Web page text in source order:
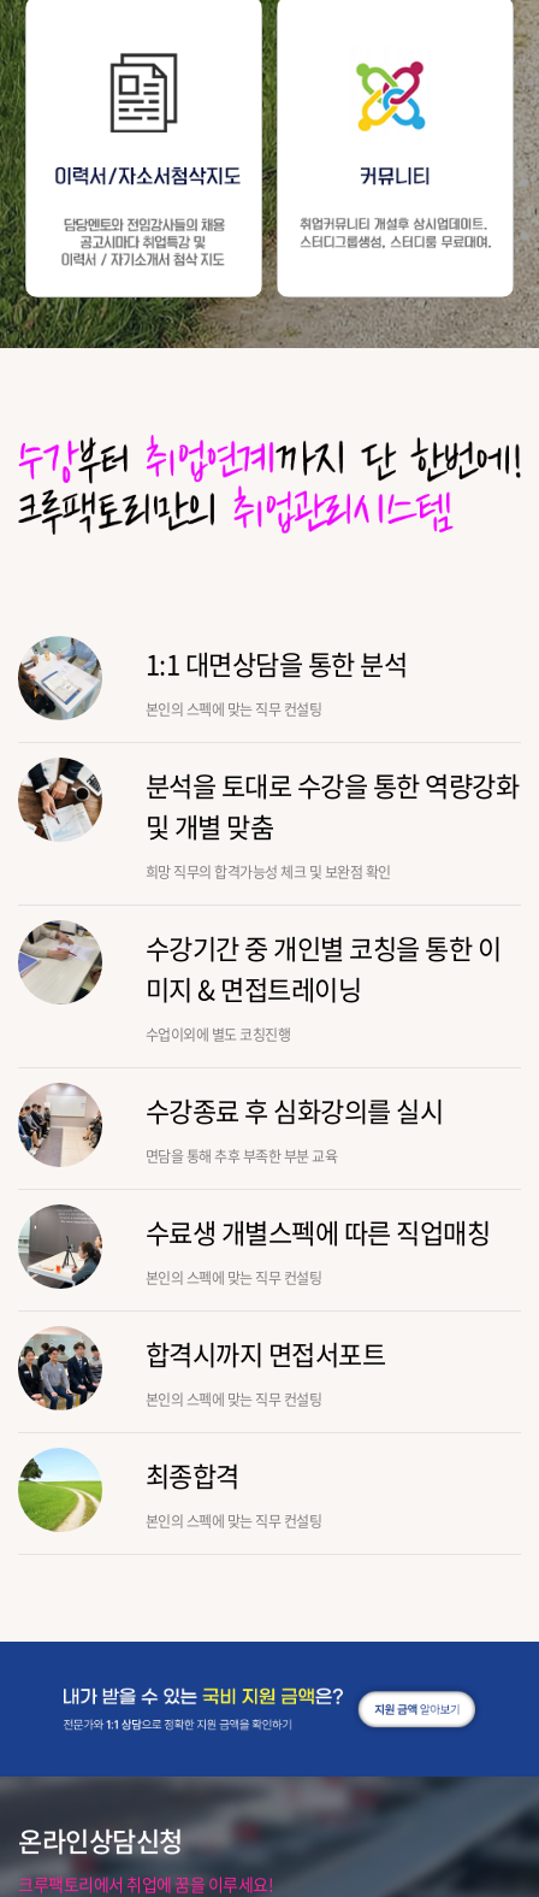
1:1 대면상담을 통한 분석
본인의 스펙에 맞는 직무 컨설팅
분석을 토대로 수강을 통한 역량강화
및 개별 맞춤
희망 직무의 합격가능성 체크 및 보완점 확인
수강기간 중 개인별 코칭을 통한 이
미지 & 면접트레이닝
수업이외에 별도 코칭진행
수강종료 후 심화강의를 실시
면담을 통해 추후 부족한 부분 교육
수료생 개별스펙에 따른 직업매칭
본인의 스펙에 맞는 직무 컨설팅
합격시까지 면접서포트
본인의 스펙에 맞는 직무 컨설팅
최종합격
본인의 스펙에 맞는 직무 컨설팅
온라인상담신청
크루팩토리에서 취업에 꿈을 이루세요!